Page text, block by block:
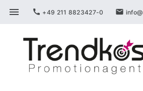
Inhalt
menu call +49 211 8823427-0 mail